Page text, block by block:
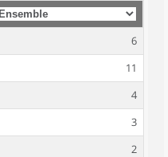
6
11
4
3
2